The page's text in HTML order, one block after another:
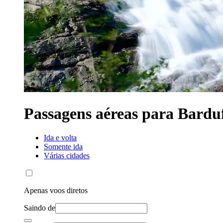
Passagens aéreas para
Ida e volta
Somente ida
Várias cidades
Apenas voos diretos
Saindo de